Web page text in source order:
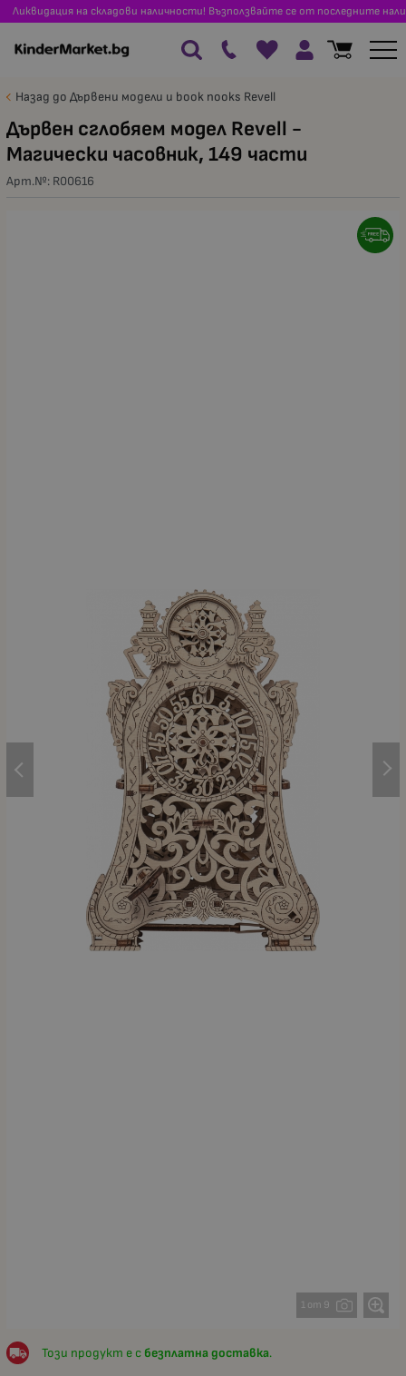
Ликвидация на складови наличности! Възползвайте се от последните
Назад до Дървени модели и book nooks Revell
Дървен сглобяем модел Revell -
Магически часовник, 149 части
Арт.№: R00616
1 от 9
Този продукт е с безплатна доставка.